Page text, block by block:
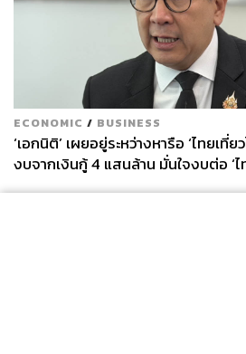
ECONOMIC / BUSINESS
‘เอกนิติ’ เผยอยู่ระหว่างหารือ ‘ไทยเที่
งบจากเงินกู้ 4 แสนล้าน มั่นใจงบต่อ ‘
เฟส 2 มีเพียงพอ